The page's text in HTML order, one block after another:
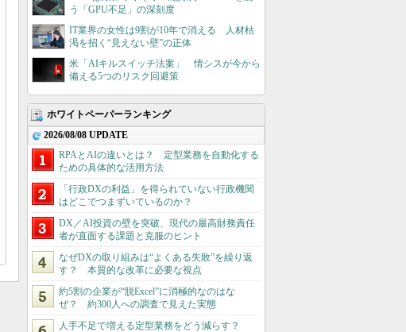
う「GPU不足」の深刻度
IT業界の女性は9割が10年で消える 人材枯
渇を招く“見えない壁”の正体
米「AIキルスイッチ法案」 情シスが今から
備える5つのリスク回避策
ホワイトペーパーランキング
2026/08/08 UPDATE
RPAとAIの違いとは？ 定型業務を自動化する
ための具体的な活用方法
「行政DXの利益」を得られていない行政機関
はどこでつまずいているのか？
DX／AI投資の壁を突破、現代の最高財務責任
者が直面する課題と克服のヒント
なぜDXの取り組みは“よくある失敗”を繰り返
す？ 本質的な改革に必要な視点
約5割の企業が“脱Excel”に消極的なのはな
ぜ？ 約300人への調査で見えた実態
人手不足で増える定型業務をどう減らす？